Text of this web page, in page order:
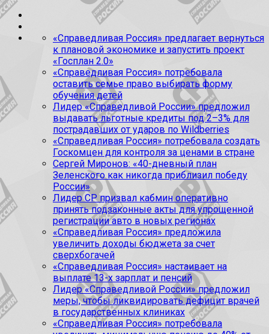
«Справедливая Россия» предлагает вернуться
к плановой экономике и запустить проект
«Госплан 2.0»
«Справедливая Россия» потребовала
оставить семье право выбирать форму
обучения детей
Лидер «Справедливой России» предложил
выдавать льготные кредиты под 2–3% для
пострадавших от ударов по Wildberries
«Справедливая Россия» потребовала создать
Госкомцен для контроля за ценами в стране
Сергей Миронов: «40-дневный план
Зеленского как никогда приблизил победу
России»
Лидер СР призвал кабмин оперативно
принять подзаконные акты для упрощенной
регистрации авто в новых регионах
«Справедливая Россия» предложила
увеличить доходы бюджета за счет
сверхбогачей
«Справедливая Россия» настаивает на
выплате 13-х зарплат и пенсий
Лидер «Справедливой России» предложил
меры, чтобы ликвидировать дефицит врачей
в государственных клиниках
«Справедливая Россия» потребовала